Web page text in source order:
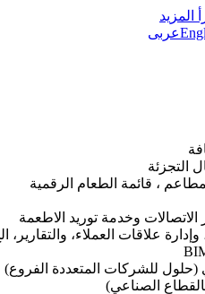
المزيد
عربى
، قائمة الطعام الرقمية
وخدمة توريد الاطعمة
علاقات العملاء، والتقارير،
(حلول للشركات المتعددة الفروع)
الصناعي)